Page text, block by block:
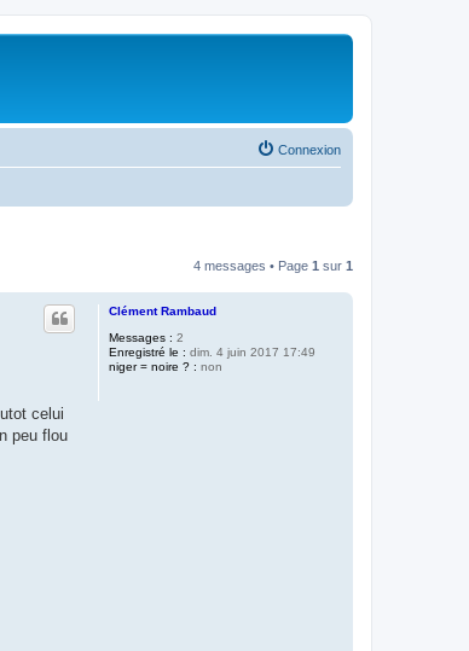
Connexion
4 messages • Page 1 sur 1
Clément Rambaud
Messages : 2
Enregistré le : dim. 4 juin 2017 17:49
niger = noire ? : non
celui
peu flou